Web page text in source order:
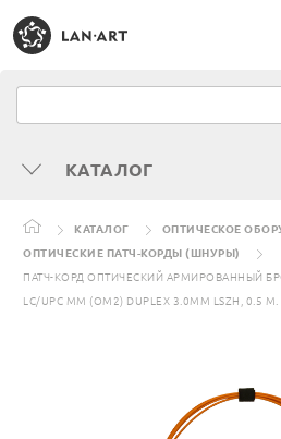
КАТАЛОГ
КАТАЛОГ
ОПТИЧЕСКОЕ
ОПТИЧЕСКИЕ ПАТЧ-КОРДЫ (ШНУРЫ)
ПАТЧ-КОРД ОПТИЧЕСКИЙ АРМИРОВАННЫЙ
LC/UPC MM (OM2) DUPLEX 3.0MM LSZH, 0.5 М.